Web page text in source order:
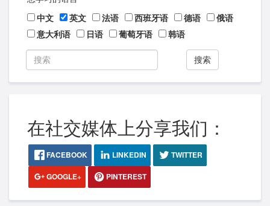
中文
英文 法语 西班牙语 德语
俄语
意大利语
日语 葡萄牙语 韩语
搜索
在社交媒体上分享我们：
FACEBOOK LINKEDIN
TWITTER
GOOGLE+
PINTEREST